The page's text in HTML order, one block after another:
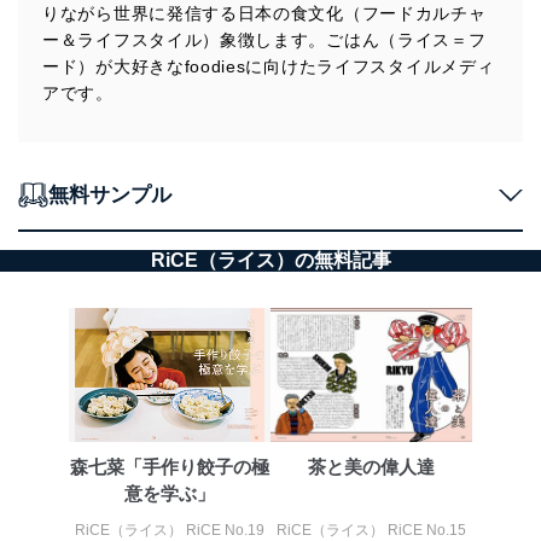
・田中開「焼酎ライナーノーツ」（新連載）
・千葉雅也「美味礼讃」
・マキヒロチ 漫画「人間ペアリング」
・弘中綾香「ごほうび飯に甘やかされたい！」
・蜷川実花「FOODHOLIC」（Saori×おばんざい）
りながら世界に発信する日本の食文化（フードカルチャ
ー＆ライフスタイル）象徴します。ごはん（ライス＝フ
ード）が大好きなfoodiesに向けたライフスタイルメディ
アです。
無料サンプル
RiCE（ライス）の無料記事
森七菜「手作り餃子の極
意を学ぶ」
RiCE（ライス） RiCE No.19
茶と美の偉人達
RiCE（ライス） RiCE No.15